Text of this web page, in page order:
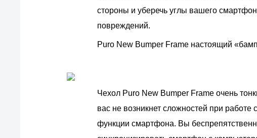
стороны и уберечь углы вашего
повреждений.
Puro New Bumper Frame настоящий
Чехол Puro New Bumper Frame очень
вас не возникнет сложностей при
функции смартфона. Вы